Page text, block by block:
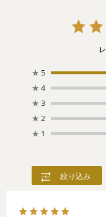
★ 5
★ 4
★ 3
★ 2
★ 1
絞り込み